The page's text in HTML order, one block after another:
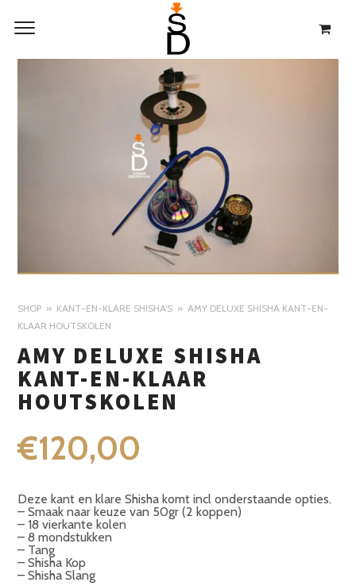
SHOP KANT-EN-KLARE SHISHA'S
AMY DELUXE SHISHA KANT-EN-
KLAAR HOUTSKOLEN
AMY DELUXE SHISHA
KANT-EN-KLAAR
HOUTSKOLEN
€120,00
Deze kant en klare Shisha komt incl onderstaande opties.
– Smaak naar keuze van 50gr (2 koppen)
– 18 vierkante kolen
– 8 mondstukken
– Tang
– Shisha Kop
– Shisha Slang